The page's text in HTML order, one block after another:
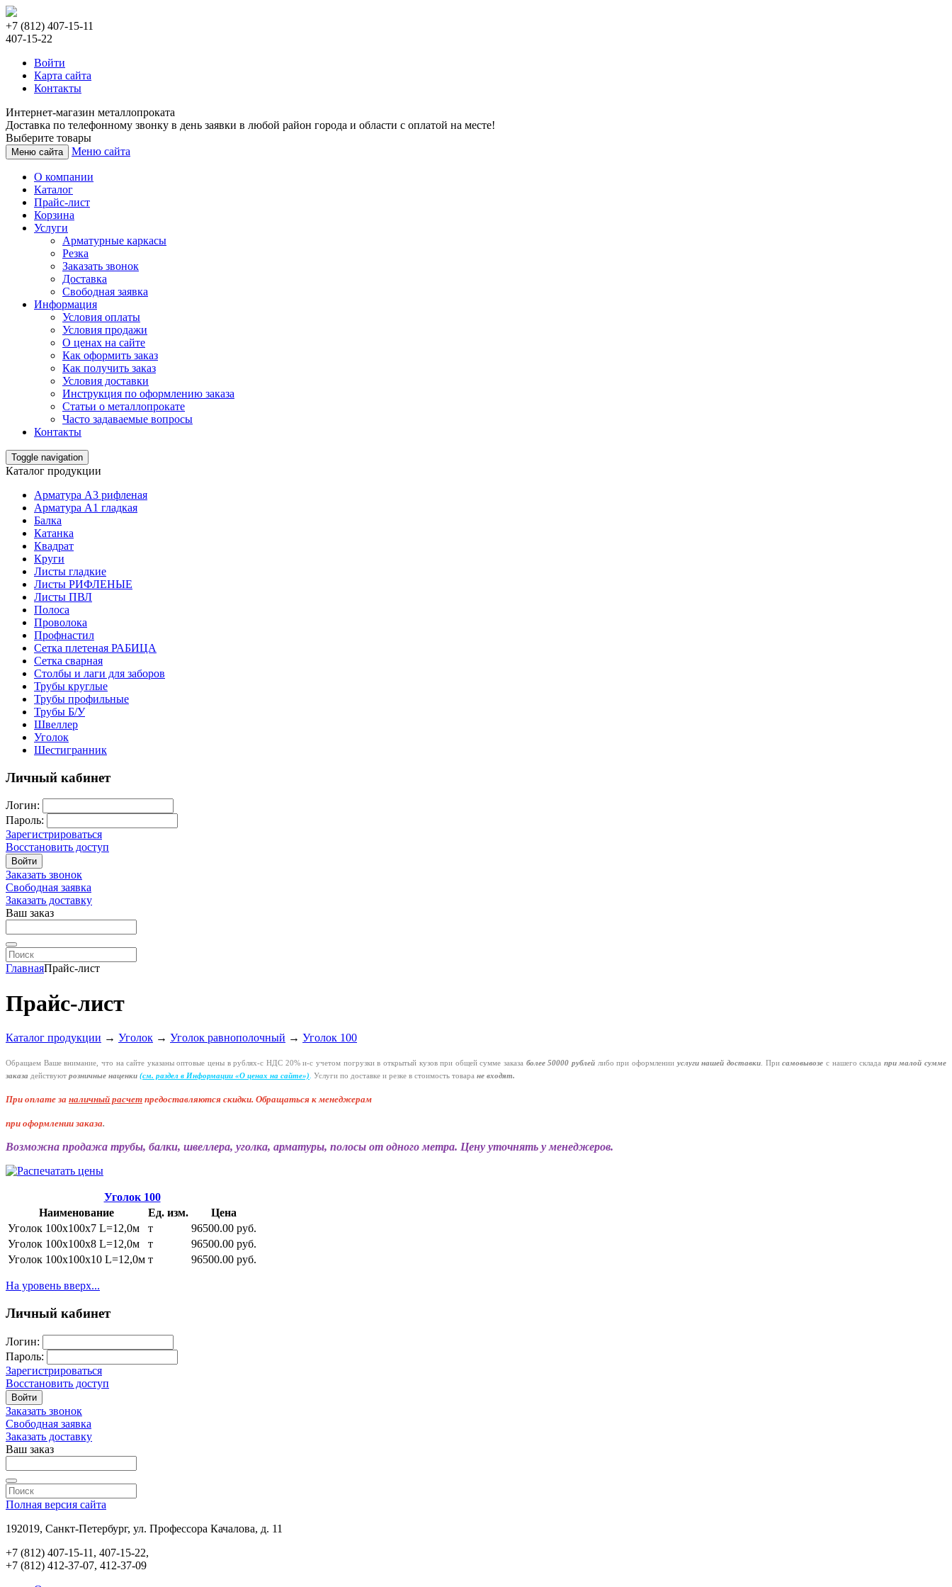
+7 (812) 407-15-11
407-15-22
Войти
Карта сайта
Контакты
Интернет-магазин металлопроката
Доставка по телефонному звонку в день заявки в любой район города и области с оплатой на месте!
Выберите товары
Меню сайта Меню сайта
О компании
Каталог
Прайс-лист
Корзина
Услуги
Арматурные каркасы
Резка
Заказать звонок
Доставка
Свободная заявка
Информация
Условия оплаты
Условия продажи
О ценах на сайте
Как оформить заказ
Как получить заказ
Условия доставки
Инструкция по оформлению заказа
Статьи о металлопрокате
Часто задаваемые вопросы
Контакты
Toggle navigation
Каталог продукции
Арматура А3 рифленая
Арматура А1 гладкая
Балка
Катанка
Квадрат
Круги
Листы гладкие
Листы РИФЛЕНЫЕ
Листы ПВЛ
Полоса
Проволока
Профнастил
Сетка плетеная РАБИЦА
Сетка сварная
Столбы и лаги для заборов
Трубы круглые
Трубы профильные
Трубы Б/У
Швеллер
Уголок
Шестигранник
Личный кабинет
Логин:
Пароль:
Зарегистрироваться
Восстановить доступ
Войти
Заказать звонок
Свободная заявка
Заказать доставку
Ваш заказ
ГлавнаяПрайс-лист
Прайс-лист
Каталог продукции → Уголок → Уголок равнополочный → Уголок 100
Обращаем Ваше внимание, что на сайте указаны оптовые цены врублях-с НДС 20%и-с учетом погрузки в открытый кузов при общей сумме заказа более 50000 рублей либо при оформлении услуги нашей доставки. Присамовывозе с нашего склада при малой сумме
заказа действуют розничные наценки (см. раздел в Информации «О ценах на сайте»). Услуги по доставке и резке в стоимость товара не входят.
При оплате за наличный расчет предоставляются скидки. Обращаться к менеджерам
при оформлении заказа.
Возможна продажа трубы, балки, швеллера, уголка, арматуры, полосы от одного метра. Цену уточнять у менеджеров.
Наименование Ед. изм. Цена
Уголок 100
Уголок 100х100х7 L=12,0м т
96500.00 руб.
Уголок 100х100х8 L=12,0м
т
96500.00 руб.
Уголок 100х100х10 L=12,0м т 96500.00 руб.
На уровень вверх...
Личный кабинет
Логин:
Пароль:
Зарегистрироваться
Восстановить доступ
Войти
Заказать звонок
Свободная заявка
Заказать доставку
Ваш заказ
Полная версия сайта
192019, Санкт-Петербург, ул. Профессора Качалова, д. 11
+7 (812) 407-15-11, 407-15-22,
+7 (812) 412-37-07, 412-37-09